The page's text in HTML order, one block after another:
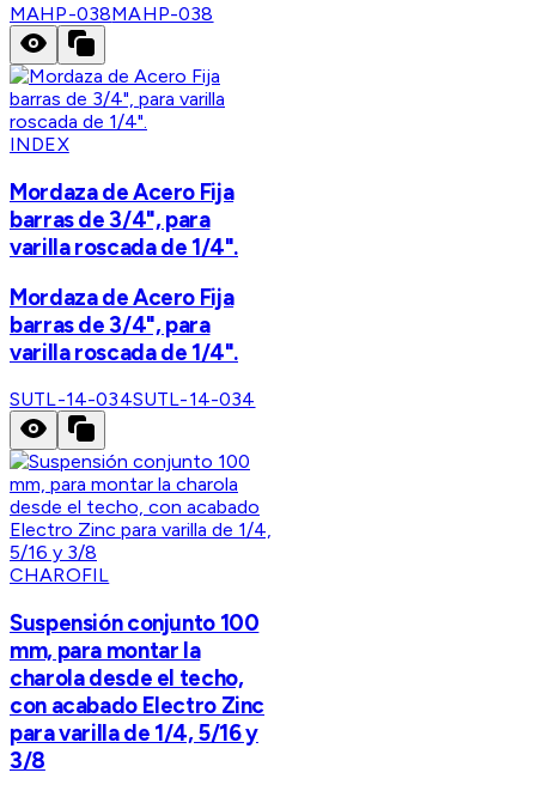
MAHP-038MAHP-038
INDEX
Mordaza de Acero Fija
barras de 3/4", para
varilla roscada de 1/4".
Mordaza de Acero Fija
barras de 3/4", para
varilla roscada de 1/4".
SUTL-14-034SUTL-14-034
CHAROFIL
Suspensión conjunto 100
mm, para montar la
charola desde el techo,
con acabado Electro Zinc
para varilla de 1/4, 5/16 y
3/8